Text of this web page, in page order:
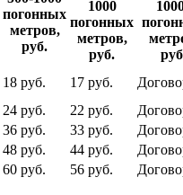
погонных
метров,
руб.
1000
погонных
метров,
руб.
18 руб. 17 руб.
24 руб. 22 руб.
36 руб. 33 руб.
48 руб. 44 руб.
60 руб. 56 руб.